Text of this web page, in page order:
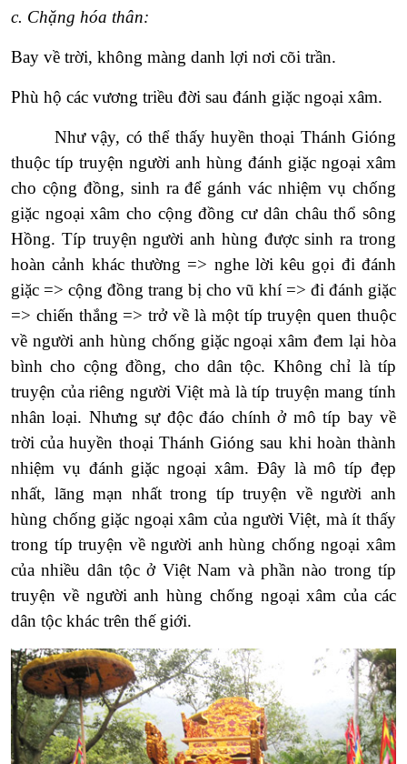
c. Chặng hóa thân:
Bay về trời, không màng danh lợi nơi cõi trần.
Phù hộ các vương triều đời sau đánh giặc ngoại xâm.
Như vậy, có thể thấy huyền thoại Thánh Gióng
thuộc típ truyện người anh hùng đánh giặc ngoại xâm
cho cộng đồng, sinh ra để gánh vác nhiệm vụ chống
giặc ngoại xâm cho cộng đồng cư dân châu thổ sông
Hồng. Típ truyện người anh hùng được sinh ra trong
hoàn cảnh khác thường => nghe lời kêu gọi đi đánh
giặc => cộng đồng trang bị cho vũ khí => đi đánh giặc
=> chiến thắng => trở về là một típ truyện quen thuộc
về người anh hùng chống giặc ngoại xâm đem lại hòa
bình cho cộng đồng, cho dân tộc. Không chỉ là típ
truyện của riêng người Việt mà là típ truyện mang tính
nhân loại. Nhưng sự độc đáo chính ở mô típ bay về
trời của huyền thoại Thánh Gióng sau khi hoàn thành
nhiệm vụ đánh giặc ngoại xâm. Đây là mô típ đẹp
nhất, lãng mạn nhất trong típ truyện về người anh
hùng chống giặc ngoại xâm của người Việt, mà ít thấy
trong típ truyện về người anh hùng chống ngoại xâm
của nhiều dân tộc ở Việt Nam và phần nào trong típ
truyện về người anh hùng chống ngoại xâm của các
dân tộc khác trên thế giới.